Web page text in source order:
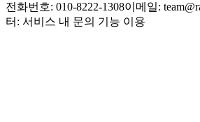
전화번호: 010-8222-1308이메일:
터: 서비스 내 문의 기능 이용